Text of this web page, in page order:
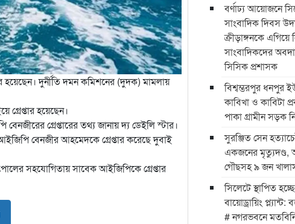
দুর্নীতি দমন কমিশনের (দুদক) মামলায়
হয়েছেন।
গ্রেপ্তারের তথ্য জানায় দ্য ডেইলি স্টার।
বেনজীর আহমেদকে গ্রেপ্তার করেছে দুবাই
সহযোগিতায় সাবেক আইজিপিকে গ্রেপ্তার
বর্ণাঢ্য আয়োজনে
সাংবাদিক দিবস
ক্রীড়াঙ্গনকে এগিয়ে
সাংবাদিকদের
সিসিক প্রশাসক
বিশ্বম্ভরপুর ধনপুর
কাবিখা ও কাবিটা
পাকা গ্রামীন সড়ক
সুরঞ্জিত সেন
একজনের মৃত্যুদণ্ড,
গৌছসহ ৯ জন
​সিলেটে স্থাপিত
বায়োড্রায়িং প্ল্যান্ট:
# নগরভবনে